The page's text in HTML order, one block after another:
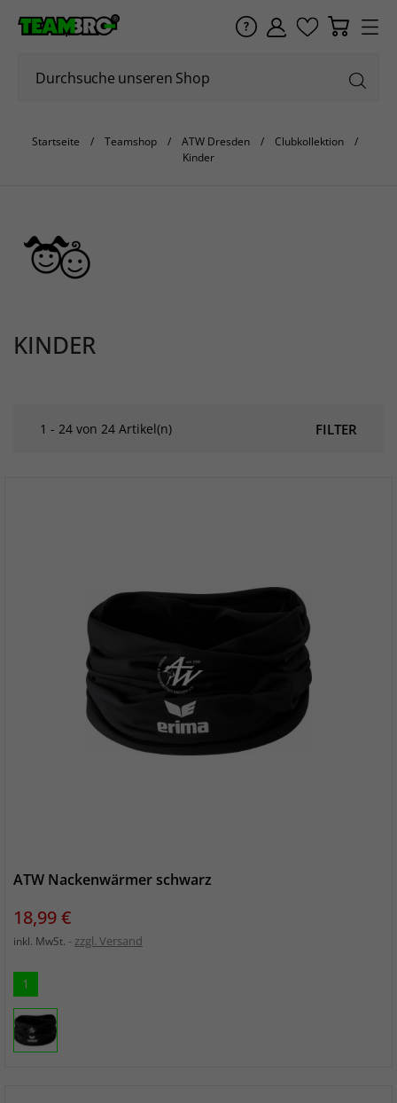
Startseite Teamshop ATW Dresden
Clubkollektion
Kinder
KINDER
FILTER
1 - 24 von 24 Artikel(n)
ATW Nackenwärmer schwarz
Preis
18,99 €
inkl. MwSt. zzgl. Versand
1